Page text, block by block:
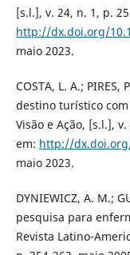
[s.l.], v. 24, n. 1, p.
http://dx.doi.org/
maio 2023.
COSTA, L. A.;
destino turístico
Visão e Ação, [s.l.],
em: http://
maio 2023.
DYNIEWICZ, A. M.;
pesquisa para
Revista Latino-